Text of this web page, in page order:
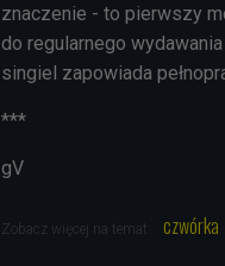
znaczenie - to pierwszy
do regularnego
singiel zapowiada
***
gV
Zobacz więcej na temat: czwórka